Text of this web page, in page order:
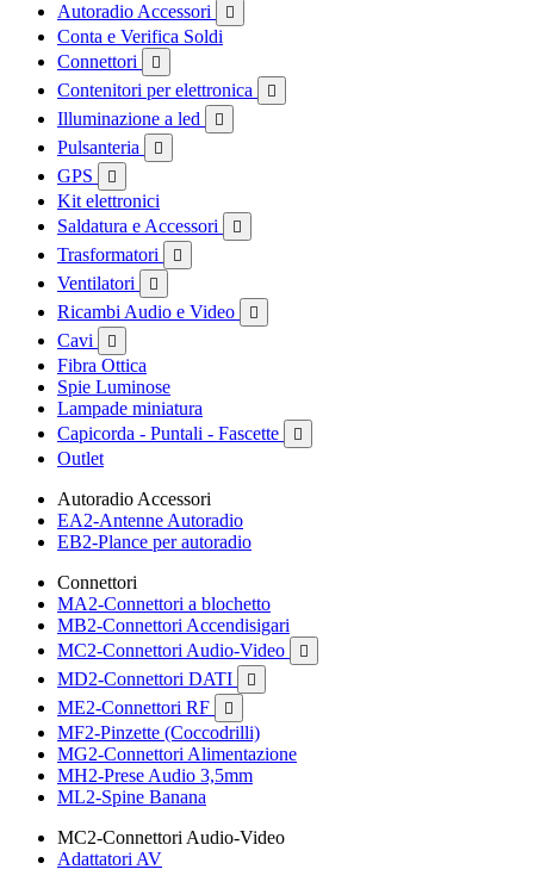
Autoradio Accessori

Conta e Verifica Soldi
Connettori

Contenitori per elettronica 
Illuminazione a led 
Pulsanteria 
GPS 
Kit elettronici
Saldatura e Accessori

Trasformatori 
Ventilatori 
Ricambi Audio e Video 
Cavi 
Fibra Ottica
Spie Luminose
Lampade miniatura
Capicorda - Puntali - Fascette

Outlet
Autoradio Accessori
EA2-Antenne Autoradio
EB2-Plance per autoradio
Connettori
MA2-Connettori a blochetto
MB2-Connettori Accendisigari
MC2-Connettori Audio-Video

MD2-Connettori DATI 
ME2-Connettori RF 
MF2-Pinzette (Coccodrilli)
MG2-Connettori Alimentazione
MH2-Prese Audio 3,5mm
ML2-Spine Banana
MC2-Connettori Audio-Video
Adattatori AV